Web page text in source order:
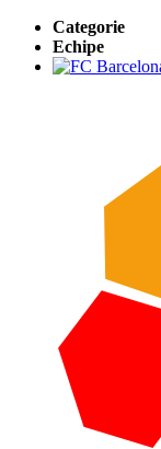
Categorie
Echipe